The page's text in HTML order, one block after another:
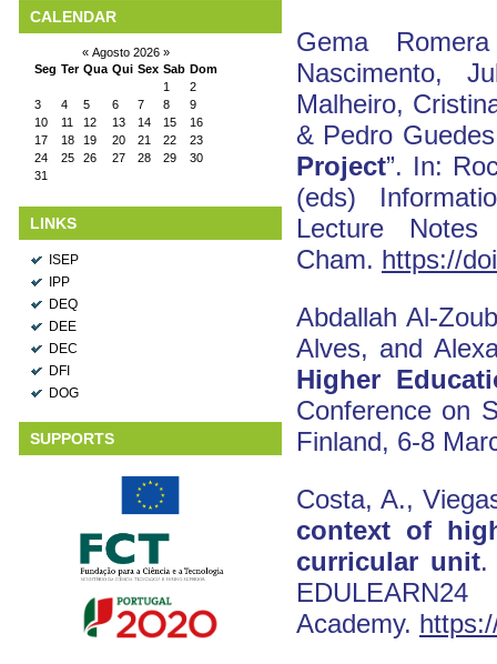
CALENDAR
« Agosto 2026 »
Seg Ter Qua Qui Sex Sab Dom
1
2
3
4 5 6 7 8
9
10
11 12 13 14 15
16
17
18 19 20 21 22
23
24
25 26 27 28 29
30
31
LINKS
ISEP
IPP
DEQ
DEE
DEC
DFI
DOG
SUPPORTS
Gema
Nascimento,
Malheiro,
& Pedro
Project”. In:
(eds)
Lecture
Cham. https://
Abdallah Al-
Alves, and
Higher
Conference on
Finland, 6-8
Costa, A.,
context of
curricular unit.
Academy.